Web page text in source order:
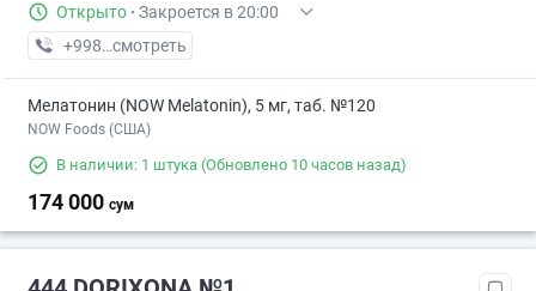
Открыто · Закроется в 20:00
+998 (88) XXX-XX-XX
смотреть
Мелатонин (NOW Melatonin), 5 мг, таб. №120
NOW Foods (США)
В наличии: 1 штука (Обновлено 10 часов назад)
174 000 сум